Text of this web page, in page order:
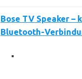
Bose TV Speaker –
Bluetooth-